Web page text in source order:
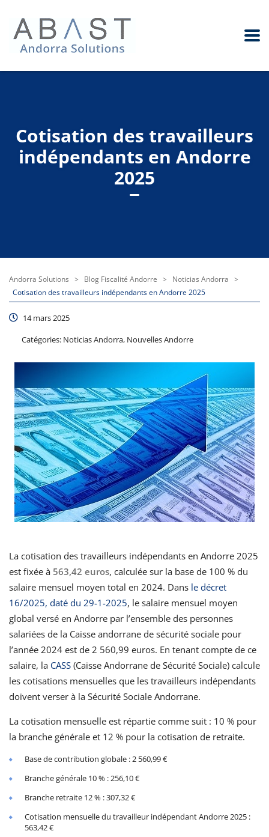
Andorra Solutions > Blog Fiscalité Andorre > Noticias Andorra >
Cotisation des travailleurs indépendants en Andorre 2025
Cotisation des travailleurs
indépendants en Andorre
2025
14 mars 2025
Catégories: Noticias Andorra, Nouvelles Andorre
La cotisation des travailleurs indépendants en Andorre 2025
est fixée à 563,42 euros, calculée sur la base de 100 % du
salaire mensuel moyen total en 2024. Dans le décret
16/2025, daté du 29-1-2025, le salaire mensuel moyen
global versé en Andorre par l’ensemble des personnes
salariées de la Caisse andorrane de sécurité sociale pour
l’année 2024 est de 2 560,99 euros. En tenant compte de ce
salaire, la CASS (Caisse Andorrane de Sécurité Sociale) calcule
les cotisations mensuelles que les travailleurs indépendants
doivent verser à la Sécurité Sociale Andorrane.
La cotisation mensuelle est répartie comme suit : 10 % pour
la branche générale et 12 % pour la cotisation de retraite.
Base de contribution globale : 2 560,99 €
Branche générale 10 % : 256,10 €
Branche retraite 12 % : 307,32 €
Cotisation mensuelle du travailleur indépendant Andorre 2025 :
563,42 €